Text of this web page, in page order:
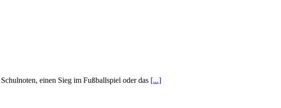
einen Sieg im Fußballspiel oder das [...]